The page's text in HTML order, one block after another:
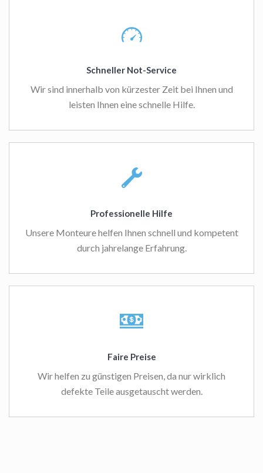
Schneller Not-Service
Wir sind innerhalb von kürzester Zeit bei Ihnen und
leisten Ihnen eine schnelle Hilfe.
Professionelle Hilfe
Unsere Monteure helfen Ihnen schnell und kompetent
durch jahrelange Erfahrung.
Faire Preise
Wir helfen zu günstigen Preisen, da nur wirklich
defekte Teile ausgetauscht werden.